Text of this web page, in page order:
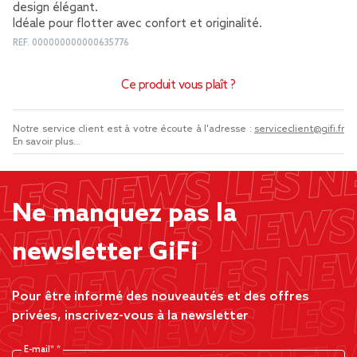
design élégant.
Idéale pour flotter avec confort et originalité.
REF. 000000000000635776
Ce produit vous plaît ?
Notre service client est à votre écoute à l'adresse : serviceclient@gifi.fr
En savoir plus...
Ne manquez pas la
newsletter GiFi
Pour être informé des nouveautés et des offres
privées, inscrivez-vous à la newsletter
E-mail*